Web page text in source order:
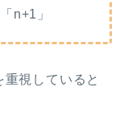
n+1」
視していると